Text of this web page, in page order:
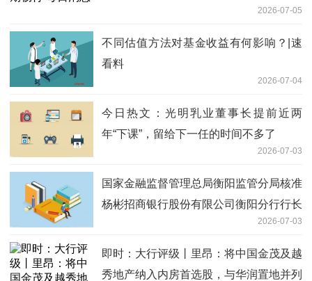
2026-07-05
不同估值方法对基金收益有何影响？|速
看料
2026-07-04
今日热文：光明乳业董事长提前近两
年“下课”，留给下一任的时间不多了
2026-07-03
国家金融监督管理总局衡阳监管分局核准
杨彬招商银行股份有限公司衡阳分行行长
2026-07-03
即时：大行评级丨里昂：将中国金茂及越
秀地产纳入内房首选股，与华润置地并列